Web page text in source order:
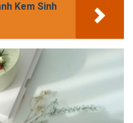
Kem Sinh